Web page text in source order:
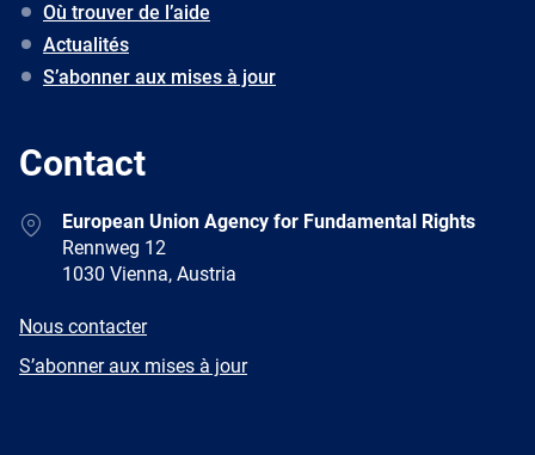
Où trouver de l’aide
Actualités
S’abonner aux mises à jour
Contact
AddressEuropean Union Agency for Fundamental Rights
Rennweg 12
1030 Vienna, Austria
E-
Nous contacter
Newsletter
S’abonner aux mises à jour